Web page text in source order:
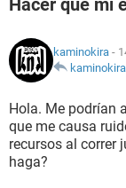
Hacer que mi
kaminokira -
kaminokira
Hola. Me podrían
que me causa
recursos al correr
haga?